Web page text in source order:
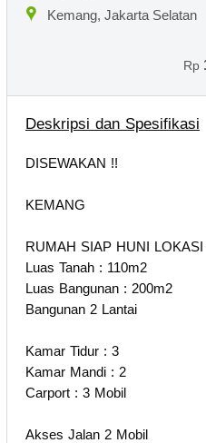
Kemang, Jakarta Selatan
Rp
Deskripsi dan Spesifikasi
DISEWAKAN !!
KEMANG
RUMAH SIAP HUNI
Luas Tanah : 110m2
Luas Bangunan : 200m2
Bangunan 2 Lantai
Kamar Tidur : 3
Kamar Mandi : 2
Carport : 3 Mobil
Akses Jalan 2 Mobil